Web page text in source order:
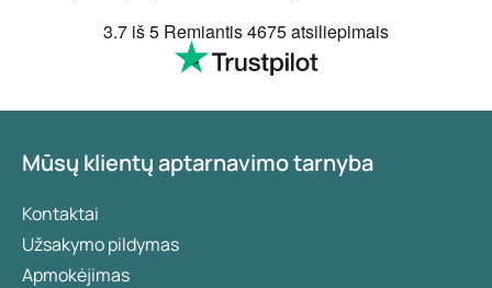
3.7 iš 5 Remiantis4675 atsiliepimais
Mūsų klientų aptarnavimo tarnyba
Kontaktai
Užsakymo pildymas
Apmokėjimas